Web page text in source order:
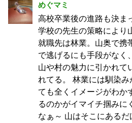
めぐマミ
高校卒業後の進路も決ま
学校の先生の策略により
就職先は林業。山奥で携
で逃げるにも手段がなく
山や村の魅力に引かれて
れてる。 林業には馴染
ても全くイメージがわか
るのかがイマイチ掴みに
なぁ～ 山はそこにあるだ